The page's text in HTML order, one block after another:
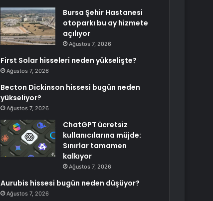
Bursa Şehir Hastanesi
otoparkı bu ay hizmete
açılıyor
Ağustos 7, 2026
First Solar hisseleri neden yükselişte?
Ağustos 7, 2026
Becton Dickinson hissesi bugün neden
yükseliyor?
Ağustos 7, 2026
ChatGPT ücretsiz
kullanıcılarına müjde:
Sınırlar tamamen
kalkıyor
Ağustos 7, 2026
Aurubis hissesi bugün neden düşüyor?
Ağustos 7, 2026